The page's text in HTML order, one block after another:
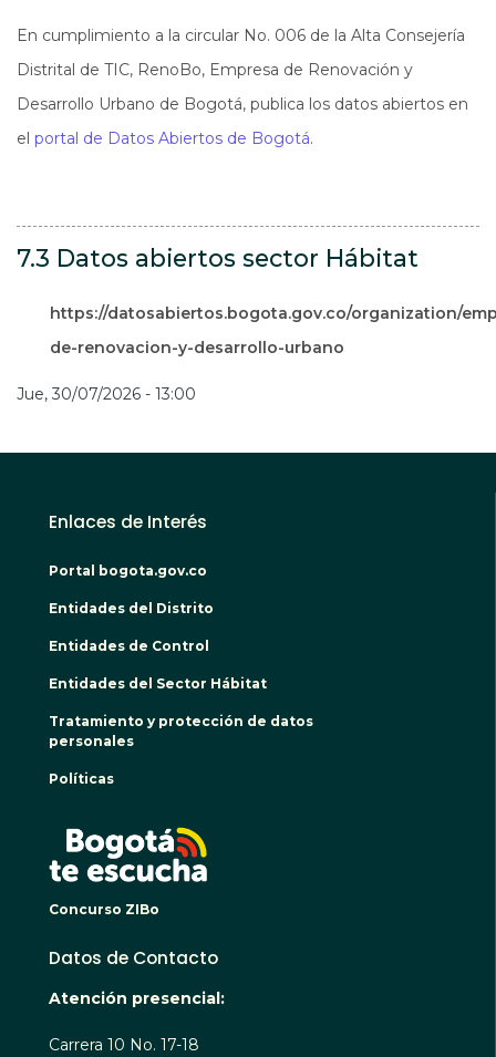
En cumplimiento a la circular No. 006 de la Alta Consejería
Distrital de TIC, RenoBo, Empresa de Renovación y
Desarrollo Urbano de Bogotá, publica los datos abiertos en
el portal de Datos Abiertos de Bogotá.
7.3 Datos abiertos sector Hábitat
https://datosabiertos.bogota.gov.co/organization/
de-renovacion-y-desarrollo-urbano
Jue, 30/07/2026 - 13:00
Enlaces de Interés
Portal bogota.gov.co
Entidades del Distrito
Entidades de Control
Entidades del Sector Hábitat
Tratamiento y protección de datos
personales
Políticas
Concurso ZIBo
Datos de Contacto
Atención presencial:
Carrera 10 No. 17-18